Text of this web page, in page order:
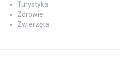
Turystyka
Zdrowie
Zwierzęta